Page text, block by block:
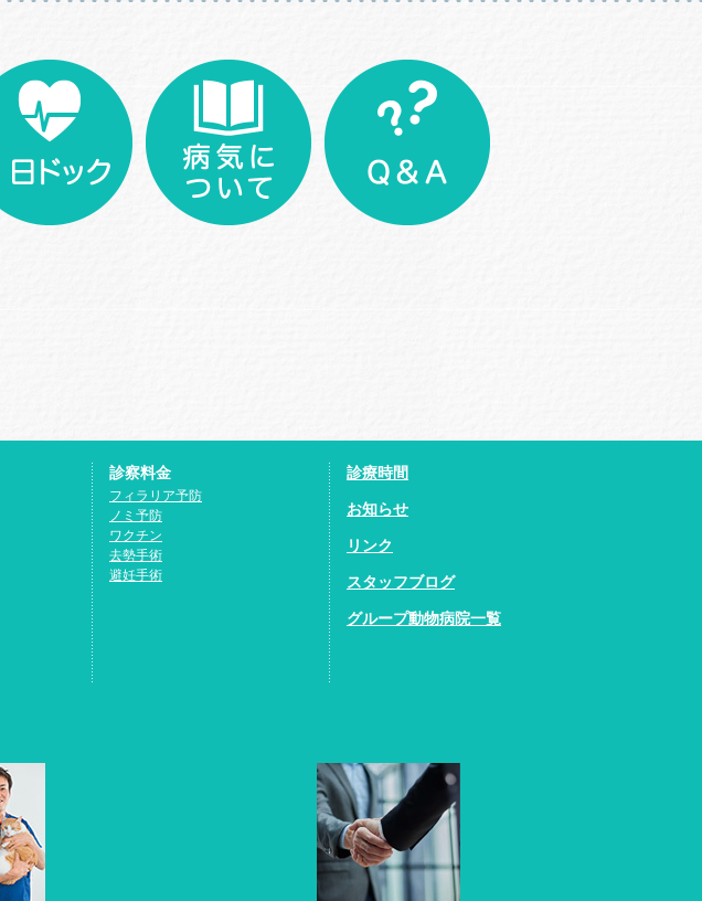
診察料金
フィラリア予防
ノミ予防
ワクチン
去勢手術
避妊手術
診療時間
お知らせ
リンク
スタッフブログ
グループ動物病院一覧